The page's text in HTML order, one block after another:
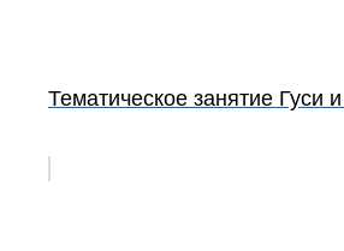
Тематическое занятие Гуси и